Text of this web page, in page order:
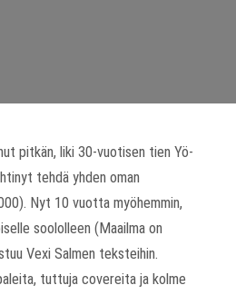
pitkän, liki 30-vuotisen tien Yö-
tehdä yhden oman
Nyt 10 vuotta myöhemmin,
soololleen (Maailma on
Vexi Salmen teksteihin.
tuttuja covereita ja kolme